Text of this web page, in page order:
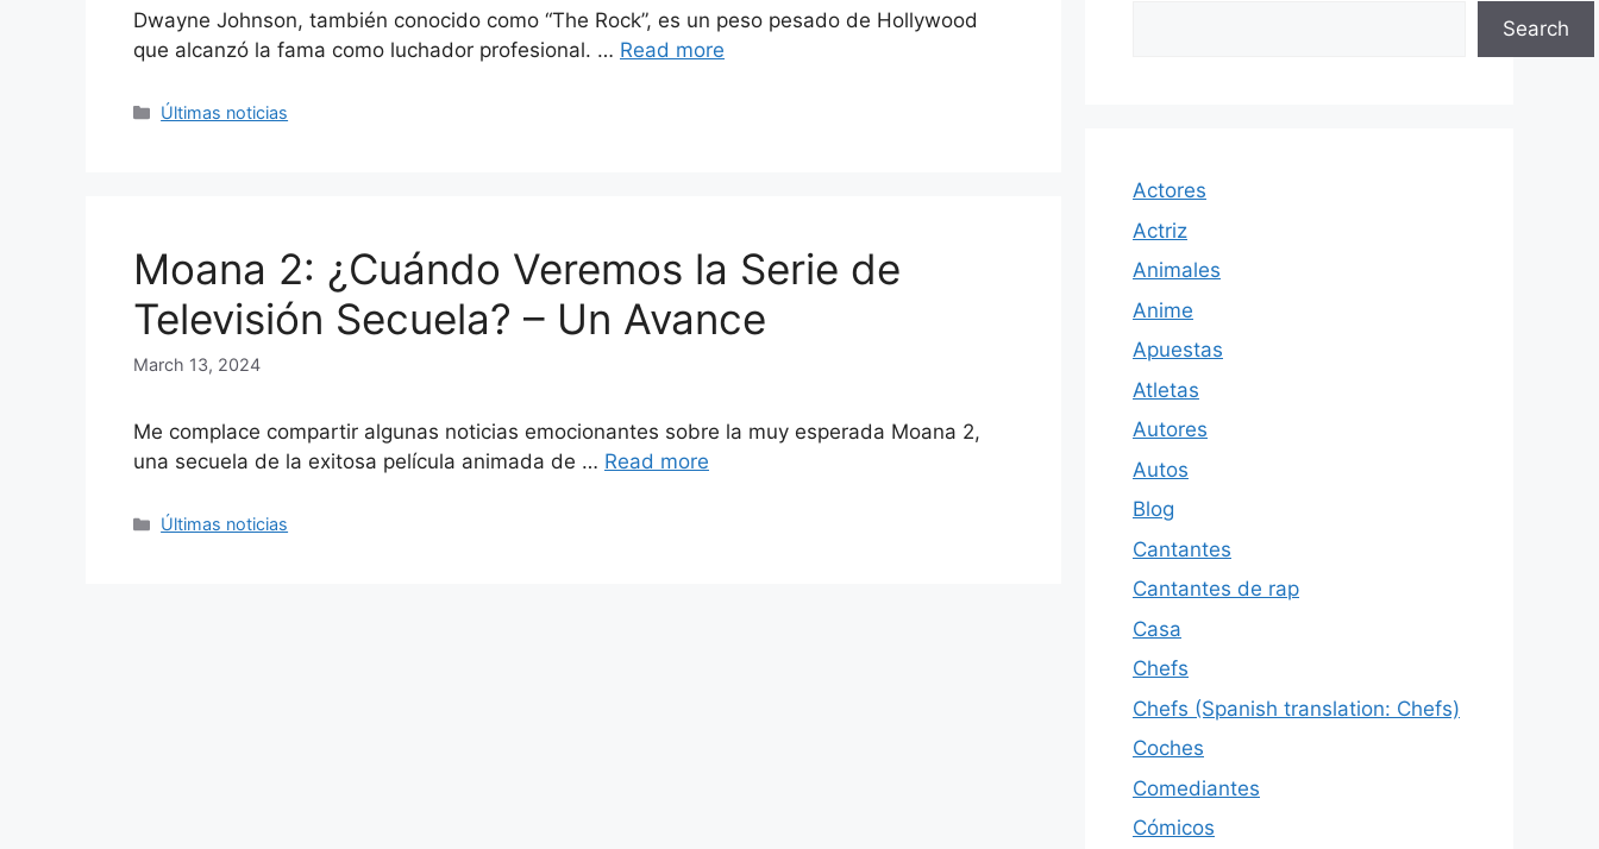
Dwayne Johnson, también conocido como “The Rock”, es un peso pesado de Hollywood
que alcanzó la fama como luchador profesional. … Read more
Categories
Últimas noticias
Moana 2: ¿Cuándo Veremos la Serie de
Televisión Secuela? – Un Avance
March 13, 2024
Me complace compartir algunas noticias emocionantes sobre la muy esperada Moana 2,
una secuela de la exitosa película animada de … Read more
Categories
Últimas noticias
Search
Actores
Actriz
Animales
Anime
Apuestas
Atletas
Autores
Autos
Blog
Cantantes
Cantantes de rap
Casa
Chefs
Chefs (Spanish translation: Chefs)
Coches
Comediantes
Cómicos